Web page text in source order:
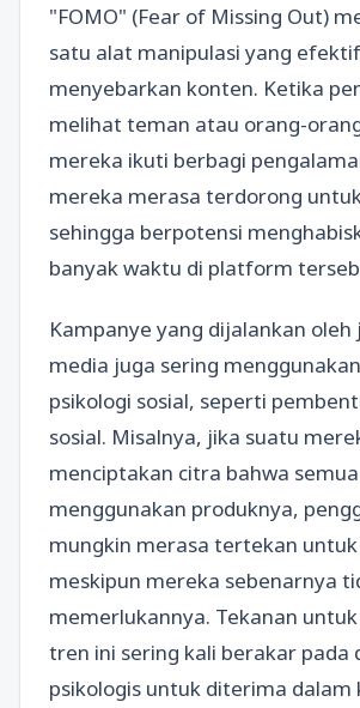
"FOMO" (Fear of Missing Out)
satu alat manipulasi yang
menyebarkan konten. Ketika
melihat teman atau orang-
mereka ikuti berbagi
mereka merasa terdorong
sehingga berpotensi
banyak waktu di platform
Kampanye yang dijalankan oleh
media juga sering
psikologi sosial, seperti
sosial. Misalnya, jika suatu
menciptakan citra bahwa
menggunakan produknya,
mungkin merasa tertekan
meskipun mereka sebenarnya
memerlukannya. Tekanan
tren ini sering kali berakar pada
psikologis untuk diterima dalam